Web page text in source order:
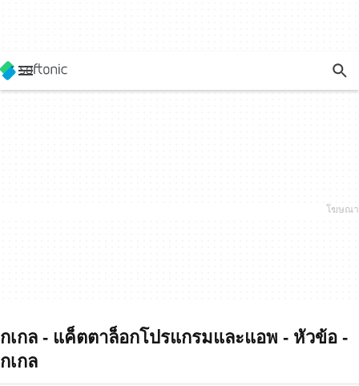
กเกล - แค็ตตาล็อกโปรแกรมและแอพ - หัวข้อ -
กเกล